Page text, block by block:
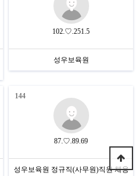
102.♡.251.5
성우보육원
144
87.♡.89.69
성우보육원 정규직(사무원)직원 채용